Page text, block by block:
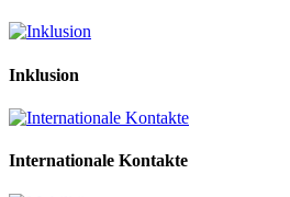
Inklusion
Internationale Kontakte